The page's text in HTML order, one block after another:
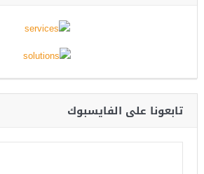
تابعونا على الفايسبوك